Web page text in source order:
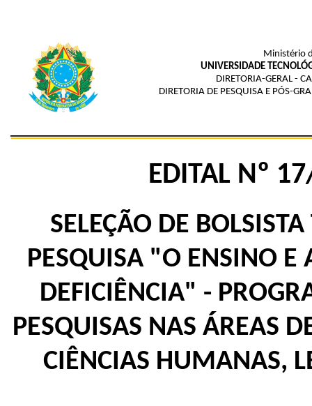
Ministério
UNIVERSIDADE
DIRETORIA-GERAL -
DIRETORIA DE PESQUISA E PÓS-
EDITAL Nº
SELEÇÃO DE
PESQUISA "O ENSINO E
DEFICIÊNCIA" -
PESQUISAS NAS ÁREAS
CIÊNCIAS HUMANAS,